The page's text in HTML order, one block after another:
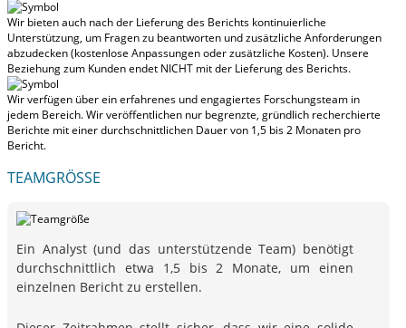
Wir bieten auch nach der Lieferung des Berichts kontinuierliche
Unterstützung, um Fragen zu beantworten und zusätzliche Anforderungen
abzudecken (kostenlose Anpassungen oder zusätzliche Kosten). Unsere
Beziehung zum Kunden endet NICHT mit der Lieferung des Berichts.
Wir verfügen über ein erfahrenes und engagiertes Forschungsteam in
jedem Bereich. Wir veröffentlichen nur begrenzte, gründlich recherchierte
Berichte miteiner durchschnittlichen Dauer von 1,5 bis 2 Monaten pro
Bericht.
TEAMGRÖSSE
Ein Analyst (und das unterstützende Team) benötigt
durchschnittlich etwa 1,5 bis 2 Monate, um einen
einzelnen Bericht zu erstellen.